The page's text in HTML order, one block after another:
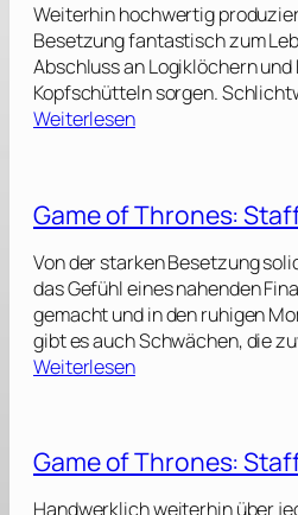
m
i
l
y
P
n
2
[
2
0
2
Weiterhin hochwertig
Besetzung fantastisch zum
Abschluss an Logiklöchern
Kopfschütteln sorgen.
Weiterlesen:
e
o
f
T
h
r
o
s
:
S
Game of Thrones:
Von der starken Besetzung
das Gefühl eines nahenden
gemacht und in den ruhigen
gibt es auch Schwächen, die
Weiterlesen:
e
o
Game of Thrones:
Handwerklich weiterhin über